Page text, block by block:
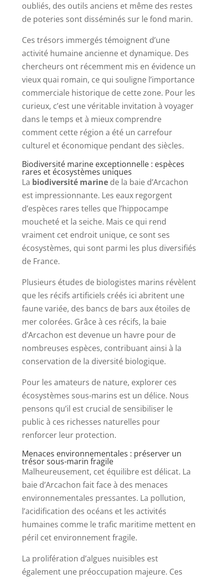
oubliés, des outils anciens et même des restes
de poteries sont disséminés sur le fond marin.
Ces trésors immergés témoignent d’une
activité humaine ancienne et dynamique. Des
chercheurs ont récemment mis en évidence un
vieux quai romain, ce qui souligne l’importance
commerciale historique de cette zone. Pour les
curieux, c’est une véritable invitation à voyager
dans le temps et à mieux comprendre
comment cette région a été un carrefour
culturel et économique pendant des siècles.
Biodiversité marine exceptionnelle : espèces
rares et écosystèmes uniques
La biodiversité marinede la baie d’Arcachon
est impressionnante. Les eaux regorgent
d’espèces rares telles que l’hippocampe
moucheté et la seiche. Mais ce qui rend
vraiment cet endroit unique, ce sont ses
écosystèmes, qui sont parmi les plus diversifiés
de France.
Plusieurs études de biologistes marins révèlent
que les récifs artificiels créés ici abritent une
faune variée, des bancs de bars aux étoiles de
mer colorées. Grâce à ces récifs, la baie
d’Arcachon est devenue un havre pour de
nombreuses espèces, contribuant ainsi à la
conservation de la diversité biologique.
Pour les amateurs de nature, explorer ces
écosystèmes sous-marins est un délice. Nous
pensons qu’il est crucial de sensibiliser le
public à ces richesses naturelles pour
renforcer leur protection.
Menaces environnementales : préserver un
trésor sous-marin fragile
Malheureusement, cet équilibre est délicat. La
baie d’Arcachon fait face à des menaces
environnementales pressantes. La pollution,
l’acidification des océans et les activités
humaines comme le trafic maritime mettent en
péril cet environnement fragile.
La prolifération d’algues nuisibles est
également une préoccupation majeure. Ces